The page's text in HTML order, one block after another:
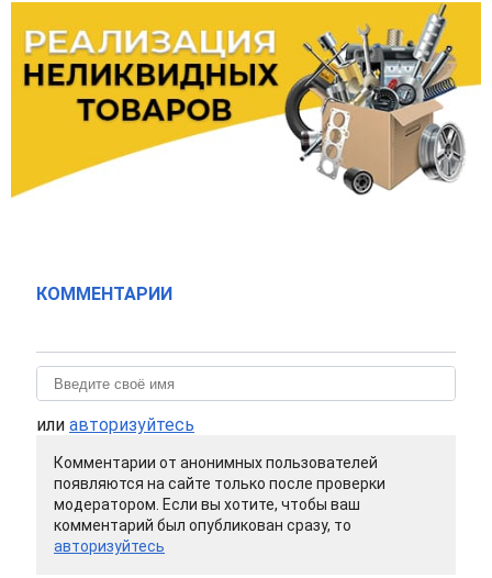
КОММЕНТАРИИ
или авторизуйтесь
Комментарии от анонимных пользователей
появляются на сайте только после проверки
модератором. Если вы хотите, чтобы ваш
комментарий был опубликован сразу, то
авторизуйтесь